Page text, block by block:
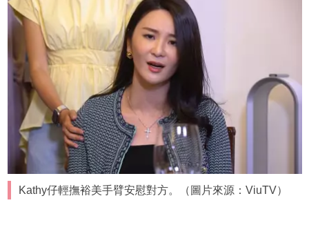
Kathy仔輕撫裕美手臂安慰對方。（圖片來源：ViuTV）